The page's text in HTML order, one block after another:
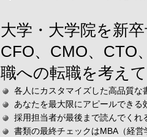
大学・大学院を新
CFO、CMO、CTO
職への転職を考え
各人にカスタマイズした高品質な
あなたを最大限にアピールでき
採用担当者が最後まで読んでく
書類の最終チェックはMBA（経